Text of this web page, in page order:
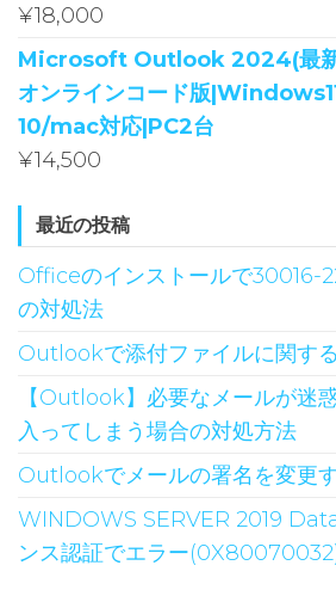
¥18,000
Microsoft Outlook 2024(最新
オンラインコード版|Windows11
10/mac対応|PC2台
¥14,500
最近の投稿
Officeのインストールで30016-
の対処法
Outlookで添付ファイルに関す
【Outlook】必要なメールが迷
入ってしまう場合の対処方法
Outlookでメールの署名を変更
WINDOWS SERVER 2019
ンス認証でエラー